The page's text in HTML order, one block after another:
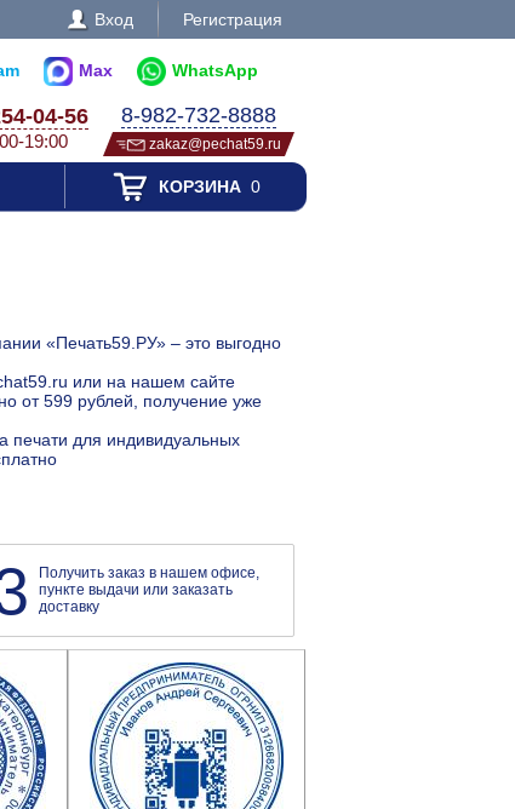
Вход Регистрация
Max WhatsApp
04-56
19:00
8-982-732-8888
zakaz@pechat59.ru
КОРЗИНА0
«Печать59.РУ» – это выгодно
или на нашем сайте
от 599 рублей, получение уже
печати для индивидуальных
Получить заказ в нашем офисе,
пункте выдачи или заказать
доставку